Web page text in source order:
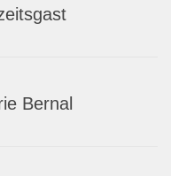
Bernal